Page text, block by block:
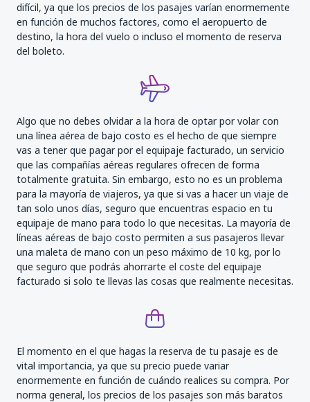
difícil, ya que los precios de los pasajes varían enormemente
en función de muchos factores, como el aeropuerto de
destino, la hora del vuelo o incluso el momento de reserva
del boleto.
Algo que no debes olvidar a la hora de optar por volar con
una línea aérea de bajo costo es el hecho de que siempre
vas a tener que pagar por el equipaje facturado, un servicio
que las compañías aéreas regulares ofrecen de forma
totalmente gratuita. Sin embargo, esto no es un problema
para la mayoría de viajeros, ya que si vas a hacer un viaje de
tan solo unos días, seguro que encuentras espacio en tu
equipaje de mano para todo lo que necesitas. La mayoría de
líneas aéreas de bajo costo permiten a sus pasajeros llevar
una maleta de mano con un peso máximo de 10 kg, por lo
que seguro que podrás ahorrarte el coste del equipaje
facturado si solo te llevas las cosas que realmente necesitas.
El momento en el que hagas la reserva de tu pasaje es de
vital importancia, ya que su precio puede variar
enormemente en función de cuándo realices su compra. Por
norma general, los precios de los pasajes son más baratos